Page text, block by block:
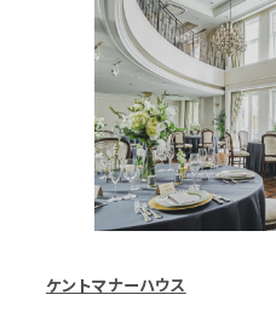
ケントマナーハウス